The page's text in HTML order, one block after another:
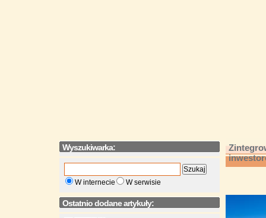
Wyszukiwarka:
W internecie W serwisie
Ostatnio dodane artykuły: